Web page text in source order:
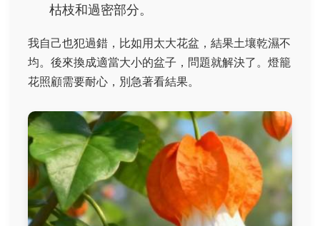
枯枝和過密部分。
我自己也犯過錯，比如用太大花盆，結果土壤乾濕不
均。後來換成適當大小的盆子，問題就解決了。燈籠
花照顧需要耐心，別急著看結果。